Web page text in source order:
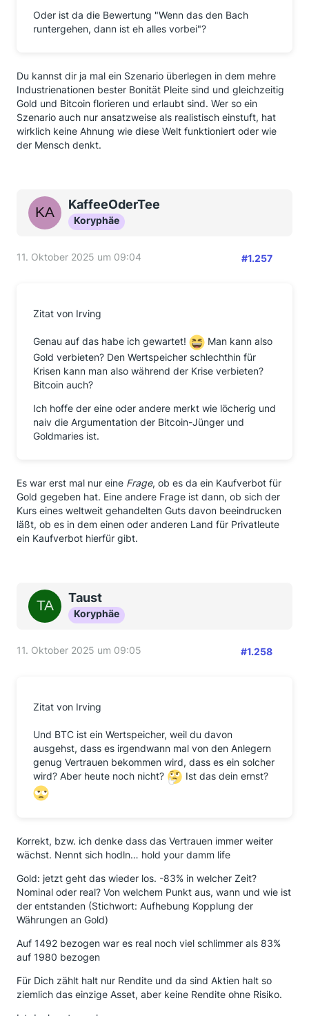
Oder ist da die Bewertung "Wenn das den Bach
runtergehen, dann ist eh alles vorbei"?
Du kannst dir ja mal ein Szenario überlegen in dem mehre
Industrienationen bester Bonität Pleite sind und gleichzeitig
Gold und Bitcoin florieren und erlaubt sind. Wer so ein
Szenario auch nur ansatzweise als realistisch einstuft, hat
wirklich keine Ahnung wie diese Welt funktioniert oder wie
der Mensch denkt.
KaffeeOderTee
Koryphäe
11. Oktober 2025 um 09:04 #1.257
Zitat von Irving
Genau auf das habe ich gewartet!
Man kann also
Gold verbieten? Den Wertspeicher schlechthin für
Krisen kann man also während der Krise verbieten?
Bitcoin auch?
Ich hoffe der eine oder andere merkt wie löcherig und
naiv die Argumentation der Bitcoin-Jünger und
Goldmaries ist.
Es war erst mal nur eine Frage, ob es da ein Kaufverbot für
Gold gegeben hat. Eine andere Frage ist dann, ob sich der
Kurs eines weltweit gehandelten Guts davon beeindrucken
läßt, ob es in dem einen oder anderen Land für Privatleute
ein Kaufverbot hierfür gibt.
Taust
Koryphäe
11. Oktober 2025 um 09:05 #1.258
Zitat von Irving
Und BTC ist ein Wertspeicher, weil du davon
ausgehst, dass es irgendwann mal von den Anlegern
genug Vertrauen bekommen wird, dass es ein solcher
wird? Aber heute noch nicht?
Ist das dein ernst?
Korrekt, bzw. ich denke dass das Vertrauen immer weiter
wächst. Nennt sich hodln… hold your damm life
Gold: jetzt geht das wieder los. -83% in welcher Zeit?
Nominal oder real? Von welchem Punkt aus, wann und wie ist
der entstanden (Stichwort: Aufhebung Kopplung der
Währungen an Gold)
Auf 1492 bezogen war es real noch viel schlimmer als 83%
auf 1980 bezogen
Für Dich zählt halt nur Rendite und da sind Aktien halt so
ziemlich das einzige Asset, aber keine Rendite ohne Risiko.